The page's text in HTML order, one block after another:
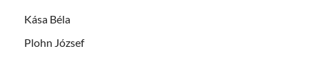
Kása Béla
Plohn József